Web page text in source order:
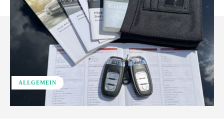
ALLGEMEIN